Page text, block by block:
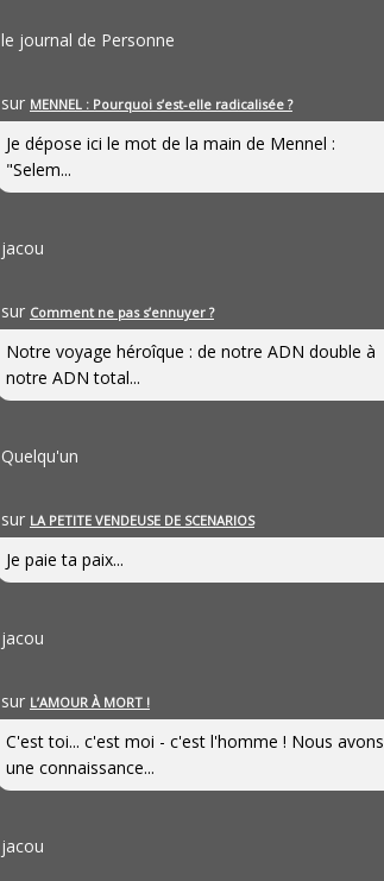
le journal de Personne
sur MENNEL : Pourquoi s’est-elle radicalisée ?
Je dépose ici le mot de la main de Mennel :
"Selem...
jacou
sur Comment ne pas s’ennuyer ?
Notre voyage héroîque : de notre ADN double à
notre ADN total...
Quelqu'un
sur LA PETITE VENDEUSE DE SCENARIOS
Je paie ta paix...
jacou
sur L’AMOUR À MORT !
C'est toi... c'est moi - c'est l'homme ! Nous avons
une connaissance...
jacou